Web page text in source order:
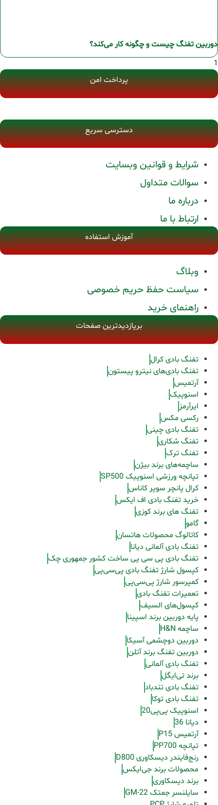
دوربین تفنگ چیست و چگونه کار می‌کند؟
پرداخت امن
دسترسی سریع
شرایط و قوانین وبسایت
سوالات متداول
درباره ما
ارتباط با ما
آموزش استفاده
وبلاگ
سیاست حفظ حریم خصوصی
راهنمای خرید
برپازدیدترین صفحات
تفنگ بادی کرال
تفنگ بادی‌های نیترو پیستون
آرتمیس
اسنوپیک
ایرآرمز
رکسی مکس
تفنگ بادی چینی
تفنگ شکاری
تفنگ ترک
ساچمه‌های برند بیژن
تپانچه ورزشی اسنوپیک SP500
کرال پانچر سوپر کاناس
خرید تفنگ بادی اف ایکس
تفنگ های برند کوزی
گامو
کاتالوگ محصولات هاتسان
تفنگ بادی آلمانی دیانا
تفنگ بادی پی سی پی ساخت کشور جمهوری چک
کپسول شارژ تفنگ بادی پی‌سی‌پی
کمپرسور شارژ پی‌سی‌پی
تعمیرات تفنگ بادی
کپسول‌های السیف
پایه دوربین برند اسپینا
ساچمه H&N
دوربین دوچشمی آسیکا
دوربین تفنگ برند آتلن
تفنگ بادی آلمانی
برند تی‌ایگل
تفنگ بادی تندباد
تفنگ بادی توکا
اسنوپیک پی‌پی20
دیانا 36
آرتمیس P15
تپانچه PP700
رنج‌فایندر دیسکاوری D800
محصولات برند جی‌ایکس
برند دیسکاوری
سایلنسر جمتک GM-22